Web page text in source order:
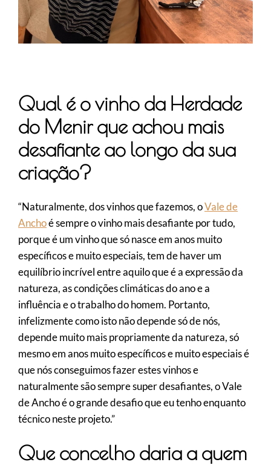
Qual é o vinho da Herdade
do Menir que achou mais
desafiante ao longo da sua
criação?
“Naturalmente, dos vinhos que fazemos, oVale de
Anchoé sempre o vinho mais desafiante por tudo,
porque é um vinho que só nasce em anos muito
específicos e muito especiais, tem de haver um
equilíbrio incrível entre aquilo que é a expressão da
natureza, as condições climáticas do ano e a
influência e o trabalho do homem. Portanto,
infelizmente como isto não depende só de nós,
depende muito mais propriamente da natureza, só
mesmo em anos muito específicos e muito especiais é
que nós conseguimos fazer estes vinhos e
naturalmente são sempre super desafiantes, o Vale
de Ancho é o grande desafio que eu tenho enquanto
técnico neste projeto.”
Que concelho daria a quem